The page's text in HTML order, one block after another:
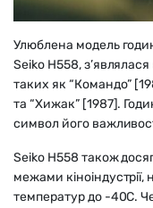
Улюблена модель
Seiko H558,
таких як “Командо”
та “Хижак” [1987].
символ його
Seiko H558 також
межами
температур до -40C.